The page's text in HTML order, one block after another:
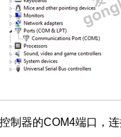
制器的COM4端口，